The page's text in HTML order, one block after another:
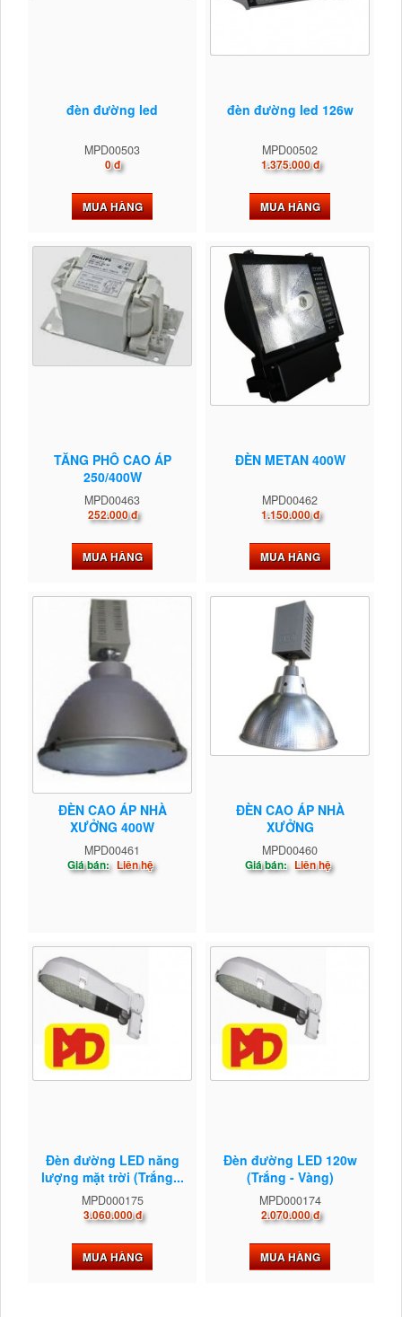
đèn đường led
MPD00503
0 đ
MUA HÀNG
đèn đường led 126w
MPD00502
1.375.000 đ
MUA HÀNG
TĂNG PHÔ CAO ÁP
250/400W
MPD00463
252.000 đ
MUA HÀNG
ĐÈN METAN 400W
MPD00462
1.150.000 đ
MUA HÀNG
ĐÈN CAO ÁP NHÀ
XƯỞNG 400W
MPD00461
Giá bán: Liên hệ
ĐÈN CAO ÁP NHÀ
XƯỞNG
MPD00460
Giá bán: Liên hệ
Đèn đường LED năng
lượng mặt trời (Trắng...
MPD000175
3.060.000 đ
MUA HÀNG
Đèn đường LED 120w
(Trắng - Vàng)
MPD000174
2.070.000 đ
MUA HÀNG